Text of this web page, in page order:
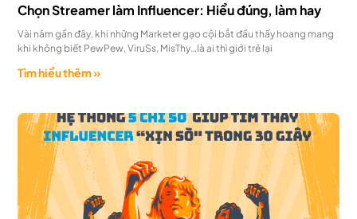
Chọn Streamer làm Influencer: Hiểu đúng, làm hay
Vài năm gần đây, khi những Marketer gạo cội bắt đầu thấy hoang mang
khi không biết PewPew, ViruSs, MisThy…là ai thì giới trẻ lại
Tìm hiểu thêm »